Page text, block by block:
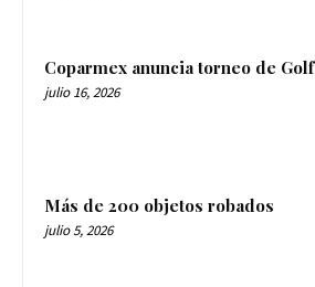
Coparmex anuncia torneo de Golf
julio 16, 2026
Más de 200 objetos robados
julio 5, 2026